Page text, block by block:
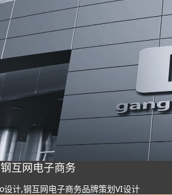
钢互网电子商务
设计,钢互网电子商务品牌策划VI设计